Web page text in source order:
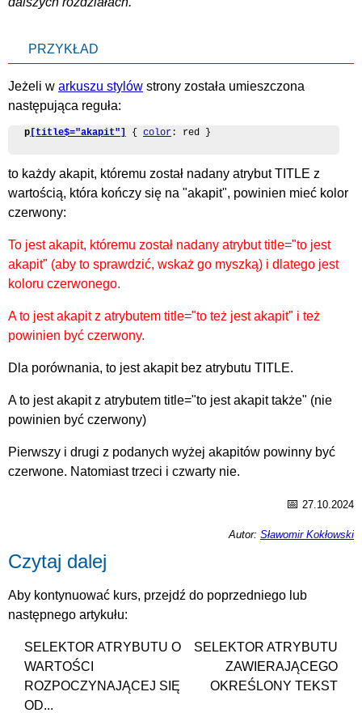
PRZYKŁAD
Jeżeli w arkuszu stylów strony została umieszczona
następująca reguła:
p [title$="akapit"] { color : red }
to każdy akapit, któremu został nadany atrybut TITLE z
wartością, która kończy się na "akapit", powinien mieć kolor
czerwony:
To jest akapit, któremu został nadany atrybut title="to jest
akapit" (aby to sprawdzić, wskaż go myszką) i dlatego jest
koloru czerwonego.
A to jest akapit z atrybutem title="to też jest akapit" i też
powinien być czerwony.
Dla porównania, to jest akapit bez atrybutu TITLE.
A to jest akapit z atrybutem title="to jest akapit także" (nie
powinien być czerwony)
Pierwszy i drugi z podanych wyżej akapitów powinny być
czerwone. Natomiast trzeci i czwarty nie.
📅 27.10.2024
Autor: Sławomir Kokłowski
Czytaj dalej
Aby kontynuować kurs, przejdź do poprzedniego lub
następnego artykułu:
SELEKTOR ATRYBUTU O
WARTOŚCI
ROZPOCZYNAJĄCEJ SIĘ
OD...
SELEKTOR ATRYBUTU
ZAWIERAJĄCEGO
OKREŚLONY TEKST